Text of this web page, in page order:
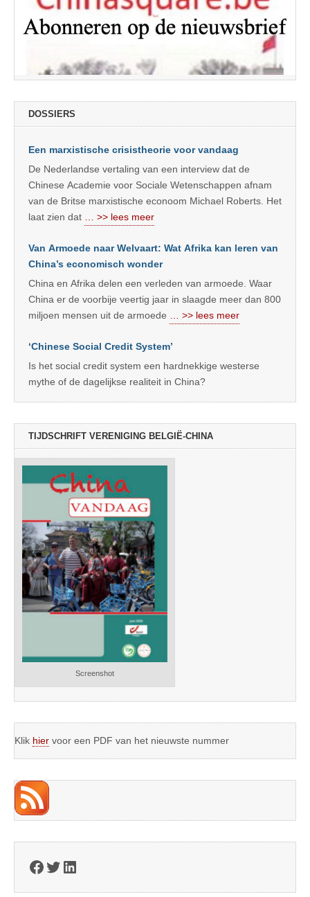
DOSSIERS
Een marxistische crisistheorie voor vandaag
De Nederlandse vertaling van een interview dat de
Chinese Academie voor Sociale Wetenschappen afnam
van de Britse marxistische econoom Michael Roberts. Het
laat zien dat
… >> lees meer
Van Armoede naar Welvaart: Wat Afrika kan leren van
China’s economisch wonder
China en Afrika delen een verleden van armoede. Waar
China er de voorbije veertig jaar in slaagde meer dan 800
miljoen mensen uit de armoede
… >> lees meer
‘Chinese Social Credit System’
Is het social credit system een hardnekkige westerse
mythe of de dagelijkse realiteit in China?
TIJDSCHRIFT VERENIGING BELGIË-CHINA
Screenshot
Klik hier voor een PDF van het nieuwste nummer
Facebook
Twitter
LinkedIn